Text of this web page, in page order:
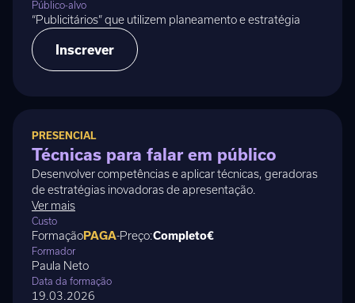
Público-alvo
“Publicitários” que utilizem planeamento e estratégia
Inscrever
PRESENCIAL
Técnicas para falar em público
Desenvolver competências e aplicar técnicas, geradoras
de estratégias inovadoras de apresentação.
Ver mais
Custo
FormaçãoPAGA-Preço:Completo€
Formador
Paula Neto
Data da formação
19.03.2026